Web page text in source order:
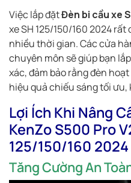
Việc lắp đặtĐèn bi cầu xe
xe SH 125/150/160 2024
nhiều thời gian. Các cửa
chuyên môn sẽ giúp bạn
xác, đảm bảo rằng đèn
hiệu quả chiếu sáng tối ưu,
Lợi Ích Khi Nâng
KenZo S500 Pro
125/150/160 2024
Tăng Cường An